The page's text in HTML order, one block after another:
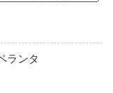
ランタ